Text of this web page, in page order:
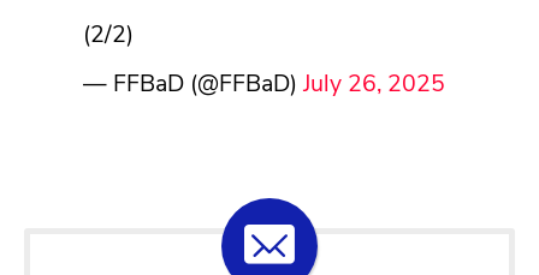
(2/2)
— FFBaD (@FFBaD) July 26, 2025